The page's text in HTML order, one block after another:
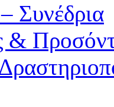
Συνέδρια
&